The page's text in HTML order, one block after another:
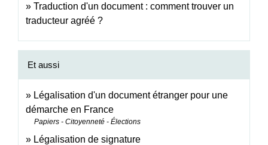
Traduction d'un document : comment trouver un
traducteur agréé ?
Et aussi
Légalisation d'un document étranger pour une
démarche en France
Papiers - Citoyenneté - Élections
Légalisation de signature